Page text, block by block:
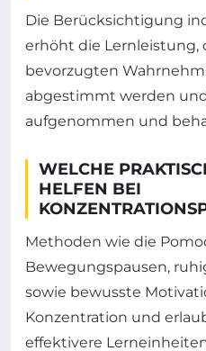
Die Berücksichtigung
erhöht die Lernleistung,
bevorzugten
abgestimmt werden
aufgenommen und
WELCHE
HELFEN BEI
Methoden wie die
Bewegungspausen,
sowie bewusste
Konzentration und
effektivere